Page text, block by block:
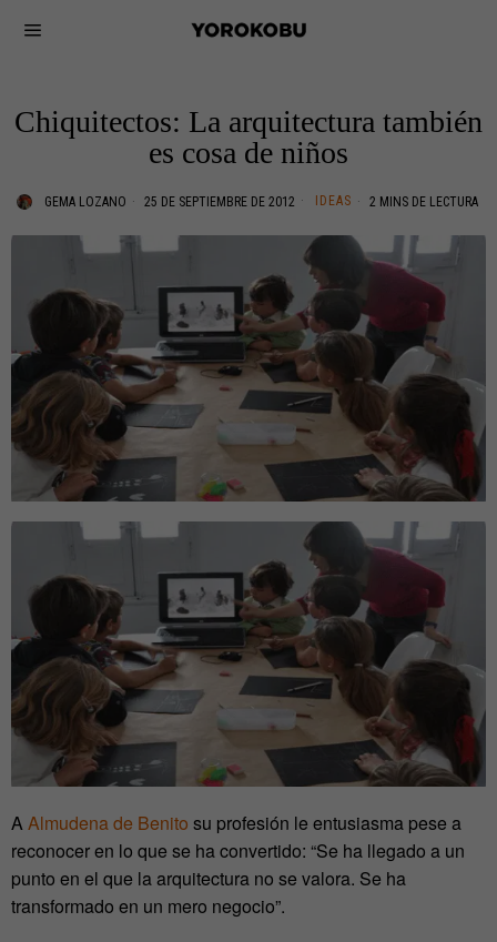
Chiquitectos: La arquitectura también
es cosa de niños
GEMA LOZANO 25 DE SEPTIEMBRE DE 2012 IDEAS 2 MINS DE LECTURA
AAlmudena de Benito su profesión le entusiasma pese a
reconocer en lo que se ha convertido: “Se ha llegado a un
punto en el que la arquitectura no se valora. Se ha
transformado en un mero negocio”.